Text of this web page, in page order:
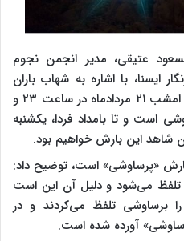
عتیقی، مدیر انجمن نجوم
ایسنا، با اشاره به شهاب باران
پرساوشی امسال گفت: نیمه شب امشب ۲۱ مردادماه در ساعت ۲۳ و
است و تا بامداد فردا، یکشنبه
«پرساوشی» است، توضیح داد:
می‌شود و دلیل آن این است
برساوشی تلفظ می‌کردند و در
آورده شده است.